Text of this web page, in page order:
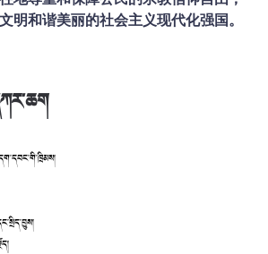
明和谐美丽的社会主义现代化强国。